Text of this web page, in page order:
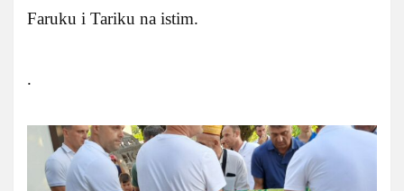
Faruku i Tariku na istim.
.